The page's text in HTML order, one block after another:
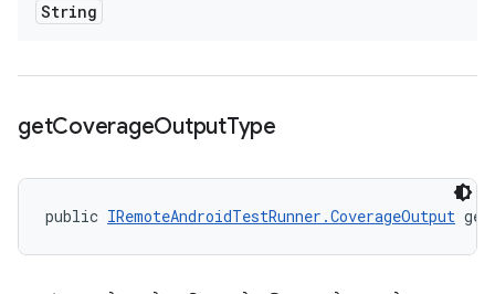
String
getCoverageOutputType
public IRemoteAndroidTestRunner.CoverageOutput